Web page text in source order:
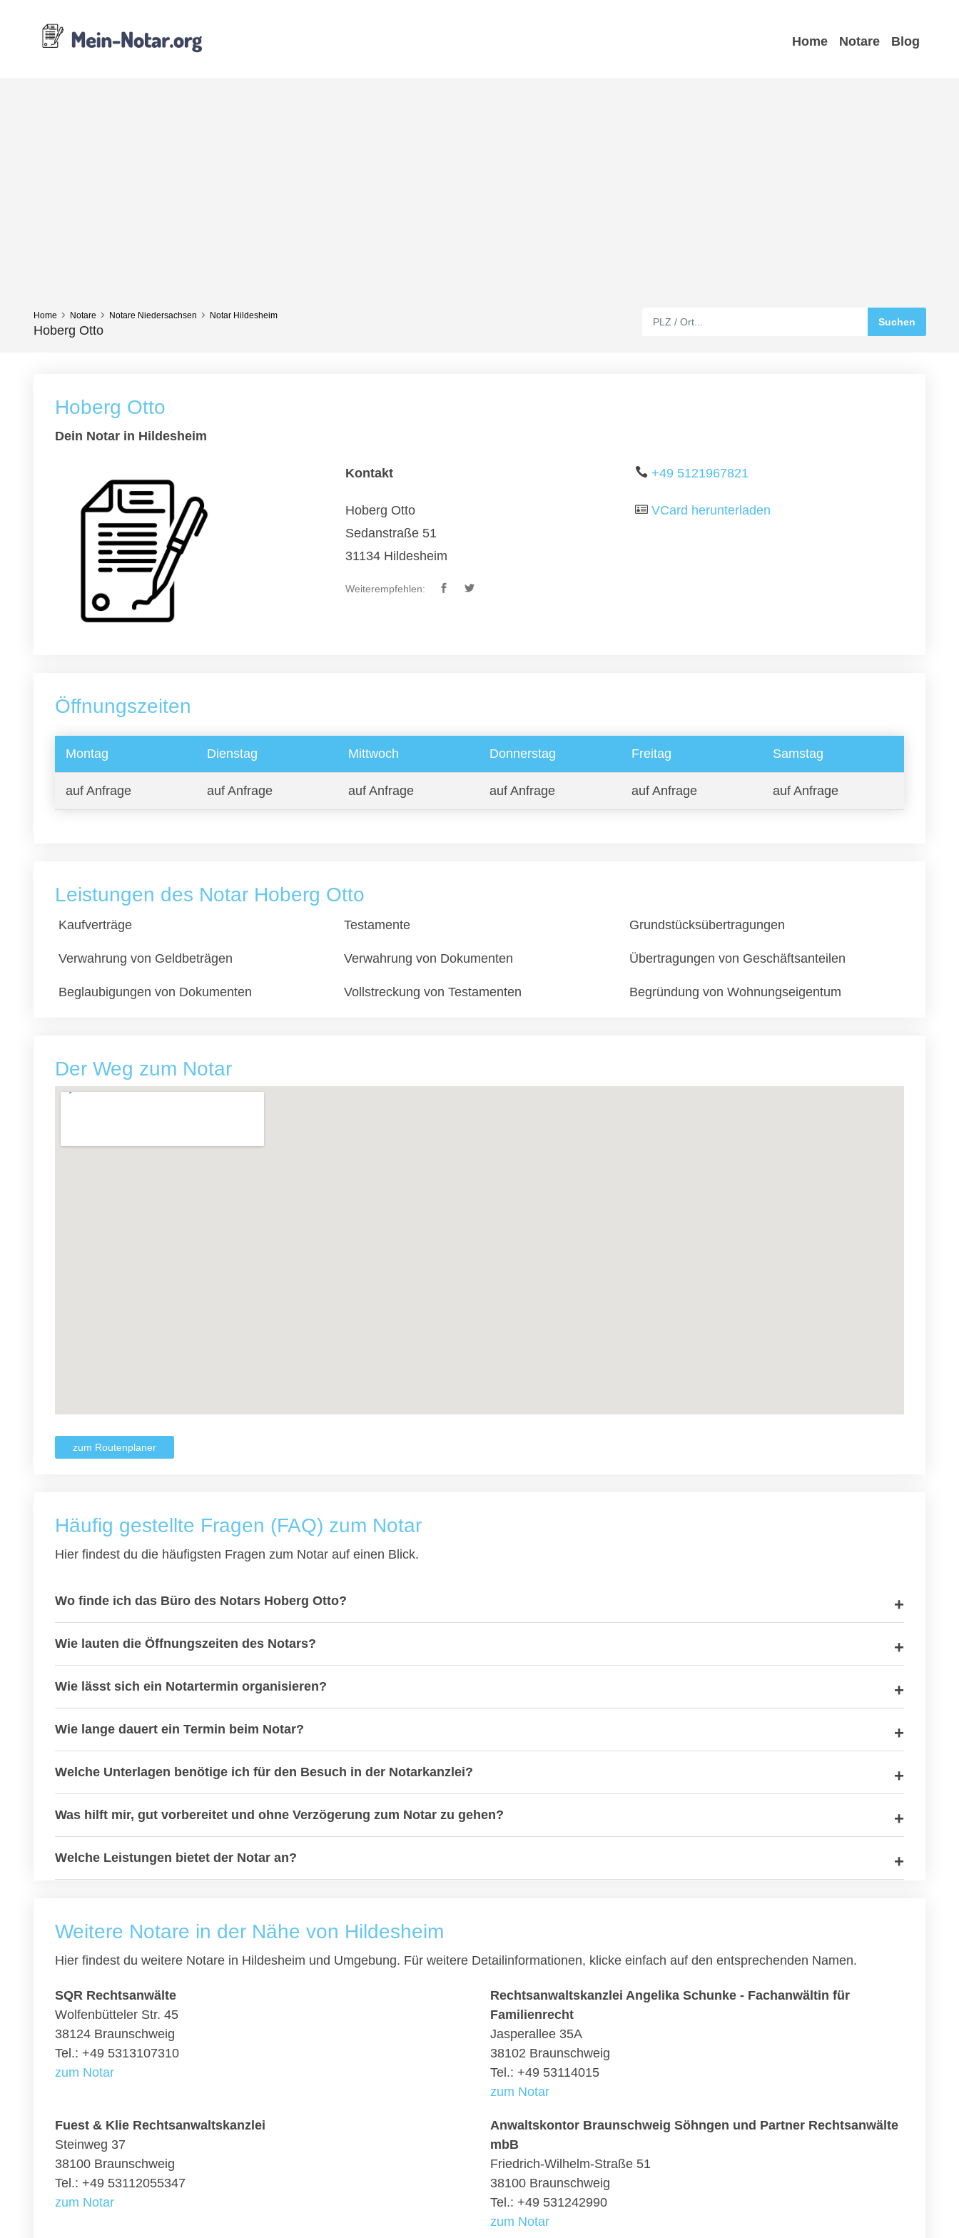
Home Notare Blog
Home Notare Notare Niedersachsen Notar Hildesheim
Hoberg Otto
Hoberg Otto
Dein Notar in Hildesheim
Kontakt
Hoberg Otto
Sedanstraße 51
31134 Hildesheim
Weiterempfehlen:
+49 5121967821
VCard herunterladen
Öffnungszeiten
Montag Dienstag Mittwoch Donnerstag Freitag Samstag
auf Anfrage auf Anfrage auf Anfrage auf Anfrage auf Anfrage auf Anfrage
Leistungen des Notar Hoberg Otto
Kaufverträge Testamente Grundstücksübertragungen
Verwahrung von Geldbeträgen Verwahrung von Dokumenten Übertragungen von Geschäftsanteilen
Beglaubigungen von Dokumenten Vollstreckung von Testamenten Begründung von Wohnungseigentum
Der Weg zum Notar
zum Routenplaner
Häufig gestellte Fragen (FAQ) zum Notar
Hier findest du die häufigsten Fragen zum Notar auf einen Blick.
Wo finde ich das Büro des Notars Hoberg Otto?
Wie lauten die Öffnungszeiten des Notars?
Wie lässt sich ein Notartermin organisieren?
Wie lange dauert ein Termin beim Notar?
Welche Unterlagen benötige ich für den Besuch in der Notarkanzlei?
Was hilft mir, gut vorbereitet und ohne Verzögerung zum Notar zu gehen?
Welche Leistungen bietet der Notar an?
Weitere Notare in der Nähe von Hildesheim
Hier findest du weitere Notare in Hildesheim und Umgebung. Für weitere Detailinformationen, klicke einfach auf den entsprechenden Namen.
SQR Rechtsanwälte
Wolfenbütteler Str. 45
38124 Braunschweig
Tel.: +49 5313107310
zum Notar
Rechtsanwaltskanzlei Angelika Schunke - Fachanwältin für
Familienrecht
Jasperallee 35A
38102 Braunschweig
Tel.: +49 53114015
zum Notar
Fuest & Klie Rechtsanwaltskanzlei
Steinweg 37
38100 Braunschweig
Tel.: +49 53112055347
zum Notar
Anwaltskontor Braunschweig Söhngen und Partner Rechtsanwälte
mbB
Friedrich-Wilhelm-Straße 51
38100 Braunschweig
Tel.: +49 531242990
zum Notar